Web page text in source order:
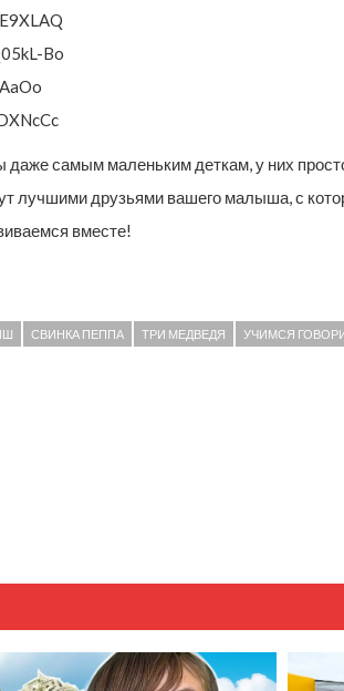
Bo
самым маленьким деткам, у них
лучшими друзьями вашего малыша, с
вместе!
СВИНКА ПЕППА ТРИ МЕДВЕДЯ УЧИМСЯ